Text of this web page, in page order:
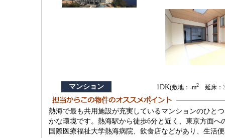
マンション 1DK(敷地：-m2 延床：
熱海で最も共用施設が充実しているマンションのひと
かな環境です。熱海駅から徒歩6分と近く、東京方面
国際医療福祉大学熱海病院、飲食店などがあり、生活